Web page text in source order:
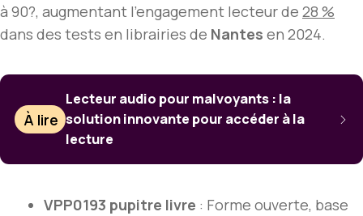
à 90?, augmentant l’engagement lecteur de 28 %
dans des tests en librairies de Nantes en 2024.
À lire
Lecteur audio pour malvoyants : la
solution innovante pour accéder à la
lecture
VPP0193 pupitre livre : Forme ouverte, base